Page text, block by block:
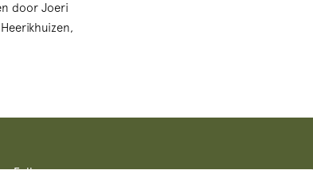
door Joeri